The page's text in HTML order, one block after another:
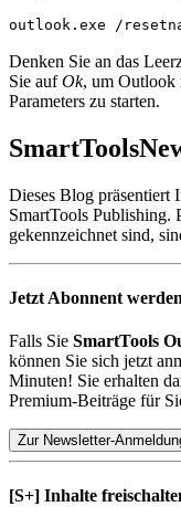
outlook.exe /
Denken Sie an das
Sie aufOk, um Outlook
Parameters zu starten.
SmartTools
Dieses Blog präsentiert
SmartTools Publishing.
gekennzeichnet sind,
Jetzt Abonnent werden
Falls Sie SmartTools
können Sie sich jetzt
Minuten! Sie erhalten
Premium-Beiträge für
Zur Newsletter-
[S+] Inhalte